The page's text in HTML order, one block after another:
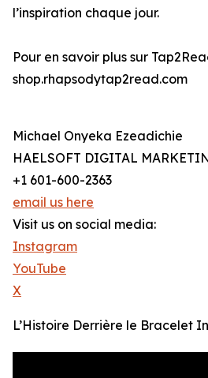
l’inspiration chaque jour.
Pour en savoir plus sur
shop.rhapsodytap2read.com
Michael Onyeka Ezeadichie
HAELSOFT DIGITAL
+1 601-600-2363
email us here
Visit us on social media:
Instagram
YouTube
X
L’Histoire Derrière le Bracelet